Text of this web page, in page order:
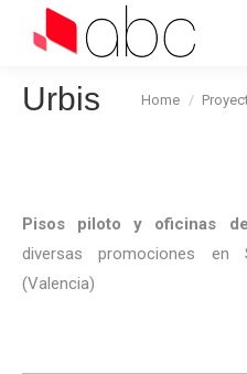
Urbis
You are here: Home
Pisos piloto y oficinas
diversas promociones en
(Valencia)